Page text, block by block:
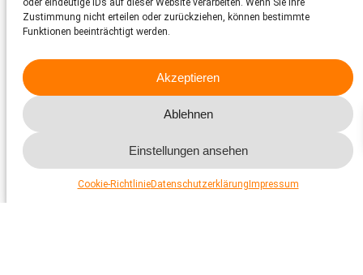
oder eindeutige IDs auf dieser Website verarbeiten. Wenn Sie Ihre
Zustimmung nicht erteilen oder zurückziehen, können bestimmte
Funktionen beeinträchtigt werden.
Akzeptieren
Ablehnen
Einstellungen ansehen
Cookie-RichtlinieDatenschutzerklärung Impressum
und dem ständigen Kampf ums Überleben geprägt ist.
Schätzungsweise 220’000 Katzen sind heute in der Schweiz
stetig weiter. Deshalb ist es wichtig, jetzt zu handeln und
diesen Tieren die Unterstützung zu geben, die sie brauchen.
Zu den Fakten und Zahlen
Die Lösung:
Kastration stoppt das Tierleid